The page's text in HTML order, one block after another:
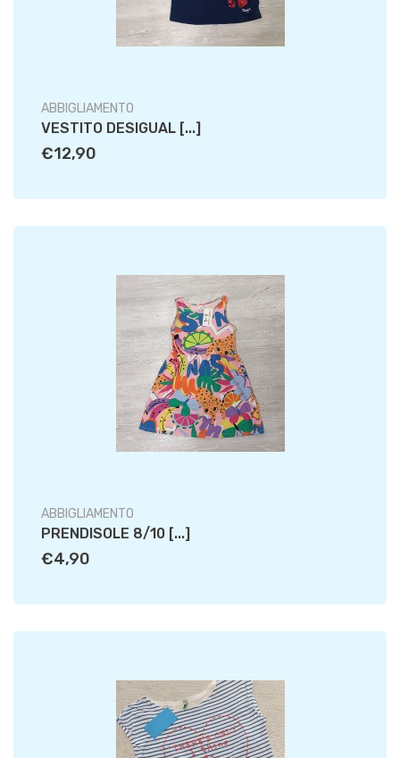
ABBIGLIAMENTO
VESTITO DESIGUAL [...]
€12,90
ABBIGLIAMENTO
PRENDISOLE 8/10 [...]
€4,90